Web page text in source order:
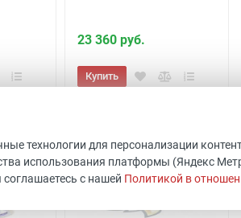
23 360 руб.
Купить
технологии для персонализации
использования платформы (Яндекс
с нашей Политикой в